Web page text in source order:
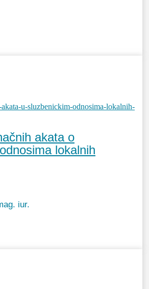
akata o
lokalnih
iur.